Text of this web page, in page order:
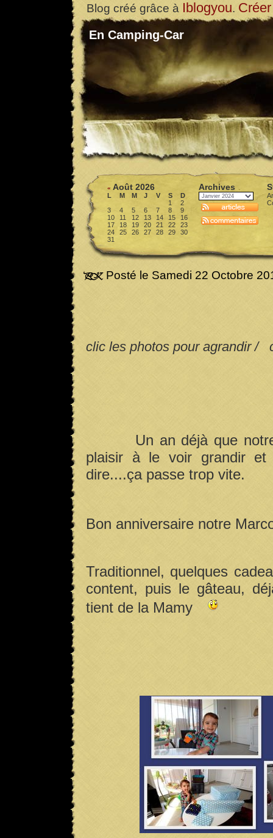
Blog créé grâce à Iblogyou.
En Camping-Car
« Août 2026
L M M J V S
D
1
2
3
4 5 6 7 8
9
10
11 12 13 14 15
16
17
18 19 20 21 22
23
24
25 26 27 28 29
30
31
Archives
Posté le Samedi 22 Octobre
clic les photos pour agrandir /
Un an déjà que
plaisir à le voir grandir et
dire....ça passe trop vite.
Bon anniversaire notre
Traditionnel, quelques
content, puis le gâteau,
tient de la Mamy